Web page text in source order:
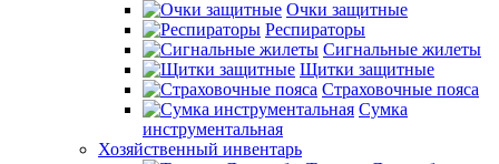
Очки защитные
Респираторы
Сигнальные жилеты
Щитки защитные
Страховочные пояса
Сумка
инструментальная
Хозяйственный инвентарь